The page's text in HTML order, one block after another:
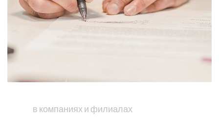
в компаниях и филиалах